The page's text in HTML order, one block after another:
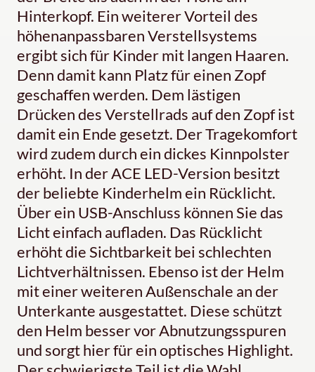
Hinterkopf. Ein weiterer Vorteil des
höhenanpassbaren Verstellsystems
ergibt sich für Kinder mit langen Haaren.
Denn damit kann Platz für einen Zopf
geschaffen werden. Dem lästigen
Drücken des Verstellrads auf den Zopf ist
damit ein Ende gesetzt. Der Tragekomfort
wird zudem durch ein dickes Kinnpolster
erhöht. In der ACE LED-Version besitzt
der beliebte Kinderhelm ein Rücklicht.
Über ein USB-Anschluss können Sie das
Licht einfach aufladen. Das Rücklicht
erhöht die Sichtbarkeit bei schlechten
Lichtverhältnissen. Ebenso ist der Helm
mit einer weiteren Außenschale an der
Unterkante ausgestattet. Diese schützt
den Helm besser vor Abnutzungsspuren
und sorgt hier für ein optisches Highlight.